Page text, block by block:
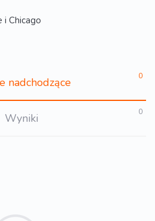
i Chicago
nadchodzące 0
Wyniki 0